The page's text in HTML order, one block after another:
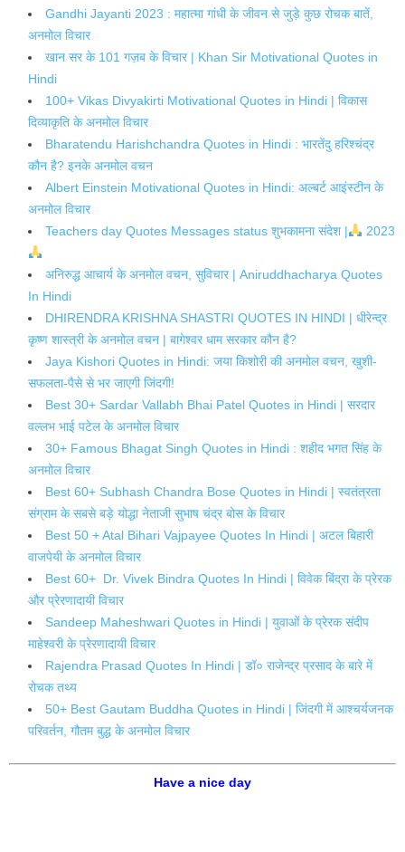
Gandhi Jayanti 2023 : महात्मा गांधी के जीवन से जुड़े कुछ रोचक बातें,
अनमोल विचार
खान सर के 101 गज़ब के विचार | Khan Sir Motivational Quotes in
Hindi
100+ Vikas Divyakirti Motivational Quotes in Hindi | विकास
दिव्याकृति के अनमोल विचार
Bharatendu Harishchandra Quotes in Hindi : भारतेंदु हरिश्चंद्र
कौन है? इनके अनमोल वचन
Albert Einstein Motivational Quotes in Hindi: अल्बर्ट आइंस्टीन के
अनमोल विचार
Teachers day Quotes Messages status शुभकामना संदेश |
2023
अनिरुद्ध आचार्य के अनमोल वचन, सुविचार | Aniruddhacharya Quotes
In Hindi
DHIRENDRA KRISHNA SHASTRI QUOTES IN HINDI | धीरेन्द्र
कृष्ण शास्त्री के अनमोल वचन | बागेश्वर धाम सरकार कौन है?
Jaya Kishori Quotes in Hindi: जया किशोरी की अनमोल वचन, खुशी-
सफलता-पैसे से भर जाएगी जिंदगी!
Best 30+ Sardar Vallabh Bhai Patel Quotes in Hindi | सरदार
वल्लभ भाई पटेल के अनमोल विचार
30+ Famous Bhagat Singh Quotes in Hindi : शहीद भगत सिंह के
अनमोल विचार
Best 60+ Subhash Chandra Bose Quotes in Hindi | स्वतंत्रता
संग्राम के सबसे बड़े योद्धा नेताजी सुभाष चंद्र बोस के विचार
Best 50 + Atal Bihari Vajpayee Quotes In Hindi | अटल बिहारी
वाजपेयी के अनमोल विचार
Best 60+ Dr. Vivek Bindra Quotes In Hindi | विवेक बिंद्रा के प्रेरक
और प्रेरणादायी विचार
Sandeep Maheshwari Quotes in Hindi | युवाओं के प्रेरक संदीप
माहेश्वरी के प्रेरणादायी विचार
Rajendra Prasad Quotes In Hindi | डॉ० राजेन्द्र प्रसाद के बारे में
रोचक तथ्य
50+ Best Gautam Buddha Quotes in Hindi | जिंदगी में आश्चर्यजनक
परिवर्तन, गौतम बुद्ध के अनमोल विचार
Have a nice day